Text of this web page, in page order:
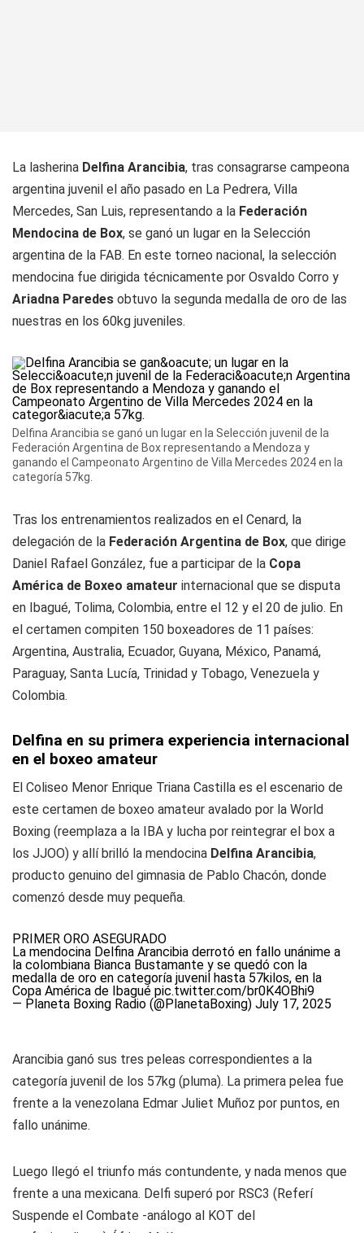
La lasherina Delfina Arancibia, tras consagrarse campeona
argentina juvenil el año pasado en La Pedrera, Villa
Mercedes, San Luis, representando a la Federación
Mendocina de Box, se ganó un lugar en la Selección
argentina de la FAB. En este torneo nacional, la selección
mendocina fue dirigida técnicamente por Osvaldo Corro y
Ariadna Paredes obtuvo la segunda medalla de oro de las
nuestras en los 60kg juveniles.
Delfina Arancibia se ganó un lugar en la Selección juvenil de la
Federación Argentina de Box representando a Mendoza y
ganando el Campeonato Argentino de Villa Mercedes 2024 en la
categoría 57kg.
Tras los entrenamientos realizados en el Cenard, la
delegación de la Federación Argentina de Box, que dirige
Daniel Rafael González, fue a participar de la Copa
América de Boxeo amateur internacional que se disputa
en Ibagué, Tolima, Colombia, entre el 12 y el 20 de julio. En
el certamen compiten 150 boxeadores de 11 países:
Argentina, Australia, Ecuador, Guyana, México, Panamá,
Paraguay, Santa Lucía, Trinidad y Tobago, Venezuela y
Colombia.
Delfina en su primera experiencia internacional
en el boxeo amateur
El Coliseo Menor Enrique Triana Castilla es el escenario de
este certamen de boxeo amateur avalado por la World
Boxing (reemplaza a la IBA y lucha por reintegrar el box a
los JJOO) y allí brilló la mendocina Delfina Arancibia,
producto genuino del gimnasia de Pablo Chacón, donde
comenzó desde muy pequeña.
PRIMER ORO ASEGURADO
La mendocina Delfina Arancibia derrotó en fallo unánime a
la colombiana Bianca Bustamante y se quedó con la
medalla de oro en categoría juvenil hasta 57kilos, en la
Copa América de Ibagué pic.twitter.com/br0K4OBhi9
— Planeta Boxing Radio (@PlanetaBoxing) July 17, 2025
Arancibia ganó sus tres peleas correspondientes a la
categoría juvenil de los 57kg (pluma). La primera pelea fue
frente a la venezolana Edmar Juliet Muñoz por puntos, en
fallo unánime.
Luego llegó el triunfo más contundente, y nada menos que
frente a una mexicana. Delfi superó por RSC3 (Referí
Suspende el Combate -análogo al KOT del